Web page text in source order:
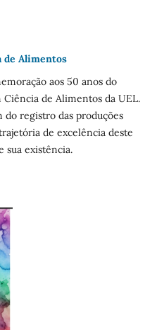
de Alimentos
aos 50 anos do
Ciência de Alimentos da UEL.
do registro das produções
de excelência deste
sua existência.